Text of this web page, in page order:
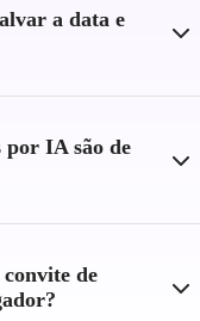
a data e
por IA são de
de